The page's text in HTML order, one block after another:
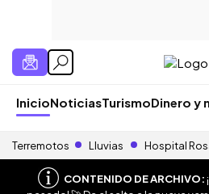
InicioNoticiasTurismoDinero y
Terremotos Lluvias Hospital
CONTENIDO DE ARCHIVO: